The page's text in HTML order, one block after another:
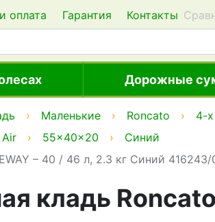
оплата Гарантия Контакты
Дорожные
Маленькие Roncato 4-
55x40x20
Синий
– 40 / 46 л, 2.3 кг Синий 416243/
кладь